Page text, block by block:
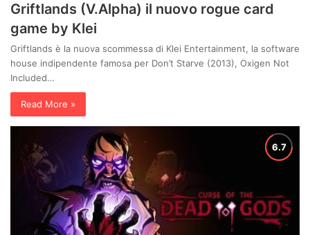
Griftlands (V.Alpha) il nuovo rogue card
game by Klei
Griftlands è la nuova scommessa di Klei Entertainment, la software
house indipendente famosa per Don’t Starve (2013), Oxigen Not
Included…
Read More »